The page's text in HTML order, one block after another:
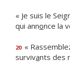
« Je suis le
qui annonce la
20 «
survivants des